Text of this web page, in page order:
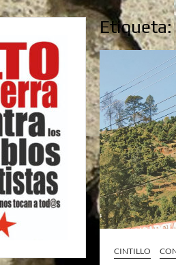
Etiqueta:
CINTILLO